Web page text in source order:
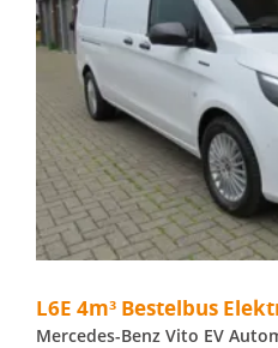
L6E 4m³ Bestelbus
Mercedes-Benz Vito EV